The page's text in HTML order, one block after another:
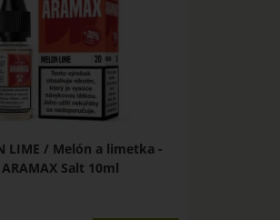
LIME / Melón a limetka -
ARAMAX Salt 10ml